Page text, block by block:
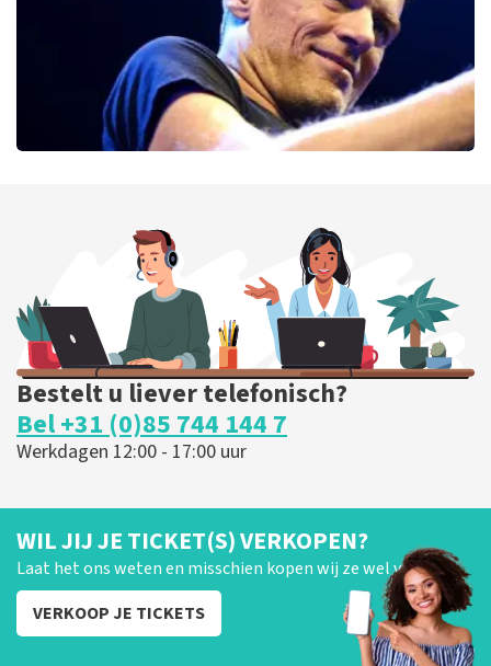
BESTEL NU
Bestelt u liever telefonisch?
Bel +31 (0)85 744 144 7
Werkdagen 12:00 - 17:00 uur
WIL JIJ JE TICKET(S) VERKOPEN?
Laat het ons weten en misschien kopen wij ze wel van je!
VERKOOP JE TICKETS